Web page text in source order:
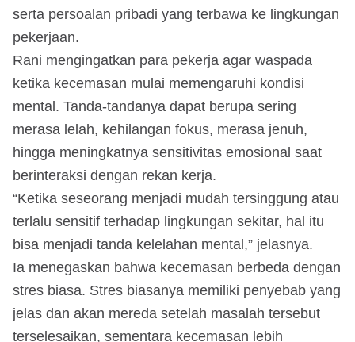
serta persoalan pribadi yang terbawa ke lingkungan
pekerjaan.
Rani mengingatkan para pekerja agar waspada
ketika kecemasan mulai memengaruhi kondisi
mental. Tanda-tandanya dapat berupa sering
merasa lelah, kehilangan fokus, merasa jenuh,
hingga meningkatnya sensitivitas emosional saat
berinteraksi dengan rekan kerja.
“Ketika seseorang menjadi mudah tersinggung atau
terlalu sensitif terhadap lingkungan sekitar, hal itu
bisa menjadi tanda kelelahan mental,” jelasnya.
Ia menegaskan bahwa kecemasan berbeda dengan
stres biasa. Stres biasanya memiliki penyebab yang
jelas dan akan mereda setelah masalah tersebut
terselesaikan, sementara kecemasan lebih